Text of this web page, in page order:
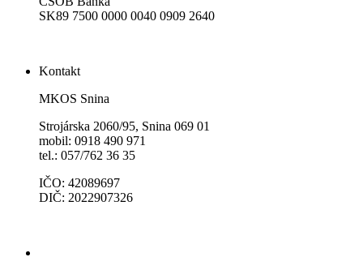
SK89 7500 0000 0040 0909 2640
Kontakt
MKOS Snina
Strojárska 2060/95, Snina 069 01
mobil: 0918 490 971
tel.: 057/762 36 35
IČO: 42089697
DIČ: 2022907326